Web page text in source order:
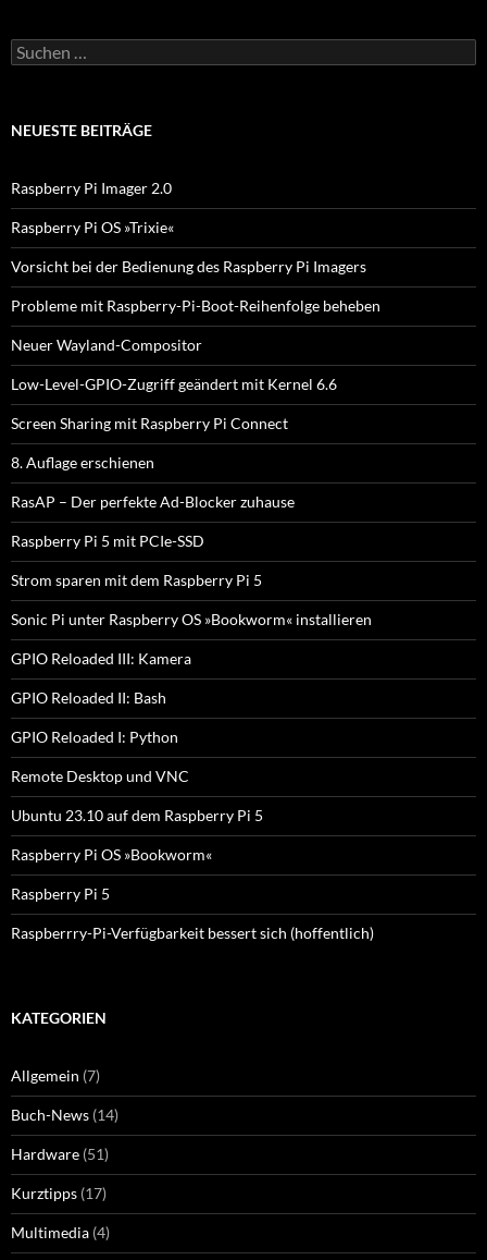
S
u
e
a
c
h
:
NEUESTE BEITRÄGE
Raspberry Pi Imager 2.0
Raspberry Pi OS »Trixie«
Vorsicht bei der Bedienung des Raspberry Pi Imagers
Probleme mit Raspberry-Pi-Boot-Reihenfolge beheben
Neuer Wayland-Compositor
Low-Level-GPIO-Zugriff geändert mit Kernel 6.6
Screen Sharing mit Raspberry Pi Connect
8. Auflage erschienen
RasAP – Der perfekte Ad-Blocker zuhause
Raspberry Pi 5 mit PCIe-SSD
Strom sparen mit dem Raspberry Pi 5
Sonic Pi unter Raspberry OS »Bookworm« installieren
GPIO Reloaded III: Kamera
GPIO Reloaded II: Bash
GPIO Reloaded I: Python
Remote Desktop und VNC
Ubuntu 23.10 auf dem Raspberry Pi 5
Raspberry Pi OS »Bookworm«
Raspberry Pi 5
Raspberrry-Pi-Verfügbarkeit bessert sich (hoffentlich)
KATEGORIEN
Allgemein (7)
Buch-News (14)
Hardware (51)
Kurztipps (17)
Multimedia (4)